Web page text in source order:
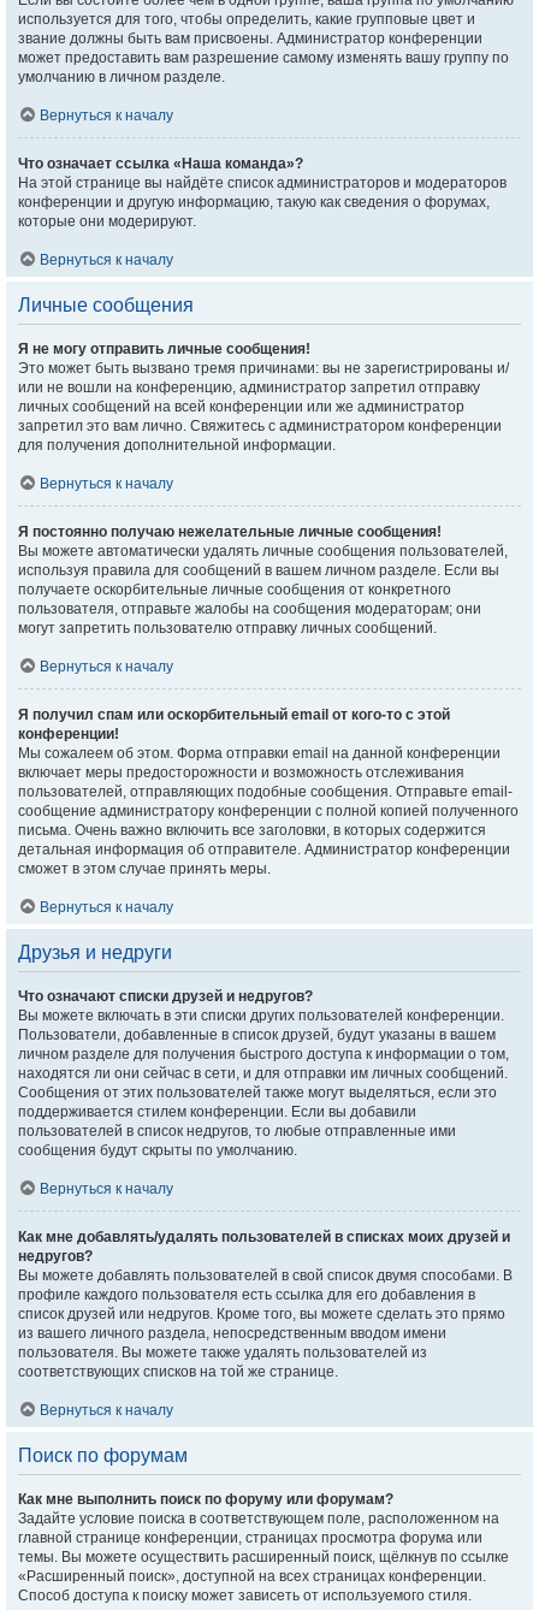
используется для того, чтобы определить, какие групповые цвет и
звание должны быть вам присвоены. Администратор конференции
может предоставить вам разрешение самому изменять вашу группу по
умолчанию в личном разделе.
Вернуться к началу
Что означает ссылка «Наша команда»?
На этой странице вы найдёте список администраторов и модераторов
конференции и другую информацию, такую как сведения о форумах,
которые они модерируют.
Вернуться к началу
Личные сообщения
Я не могу отправить личные сообщения!
Это может быть вызвано тремя причинами: вы не зарегистрированы и/
или не вошли на конференцию, администратор запретил отправку
личных сообщений на всей конференции или же администратор
запретил это вам лично. Свяжитесь с администратором конференции
для получения дополнительной информации.
Вернуться к началу
Я постоянно получаю нежелательные личные сообщения!
Вы можете автоматически удалять личные сообщения пользователей,
используя правила для сообщений в вашем личном разделе. Если вы
получаете оскорбительные личные сообщения от конкретного
пользователя, отправьте жалобы на сообщения модераторам; они
могут запретить пользователю отправку личных сообщений.
Вернуться к началу
Я получил спам или оскорбительный email от кого-то с этой
конференции!
Мы сожалеем об этом. Форма отправки email на данной конференции
включает меры предосторожности и возможность отслеживания
пользователей, отправляющих подобные сообщения. Отправьте email-
сообщение администратору конференции с полной копией полученного
письма. Очень важно включить все заголовки, в которых содержится
детальная информация об отправителе. Администратор конференции
сможет в этом случае принять меры.
Вернуться к началу
Друзья и недруги
Что означают списки друзей и недругов?
Вы можете включать в эти списки других пользователей конференции.
Пользователи, добавленные в список друзей, будут указаны в вашем
личном разделе для получения быстрого доступа к информации о том,
находятся ли они сейчас в сети, и для отправки им личных сообщений.
Сообщения от этих пользователей также могут выделяться, если это
поддерживается стилем конференции. Если вы добавили
пользователей в список недругов, то любые отправленные ими
сообщения будут скрыты по умолчанию.
Вернуться к началу
Как мне добавлять/удалять пользователей в списках моих друзей и
недругов?
Вы можете добавлять пользователей в свой список двумя способами. В
профиле каждого пользователя есть ссылка для его добавления в
список друзей или недругов. Кроме того, вы можете сделать это прямо
из вашего личного раздела, непосредственным вводом имени
пользователя. Вы можете также удалять пользователей из
соответствующих списков на той же странице.
Вернуться к началу
Поиск по форумам
Как мне выполнить поиск по форуму или форумам?
Задайте условие поиска в соответствующем поле, расположенном на
главной странице конференции, страницах просмотра форума или
темы. Вы можете осуществить расширенный поиск, щёлкнув по ссылке
«Расширенный поиск», доступной на всех страницах конференции.
Способ доступа к поиску может зависеть от используемого стиля.